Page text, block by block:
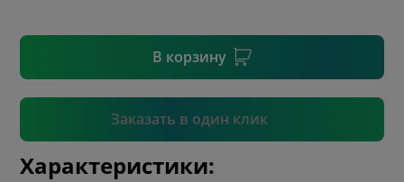
В корзину
Заказать в один клик
Подтвердить
Характеристики: